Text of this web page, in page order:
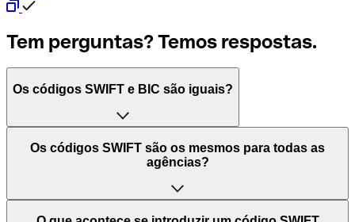
Tem perguntas? Temos respostas.
Os códigos SWIFT e BIC são iguais?
O acrónimo SWIFT significa "Society for Worldwide
Interbank Financial Telecommunication (Sociedade para
Mundiais)". Trata-se de uma rede mundial onde se
processam pagamentos entre países. Por outro lado, BIC
Os códigos SWIFT são os mesmos para todas as
agências?